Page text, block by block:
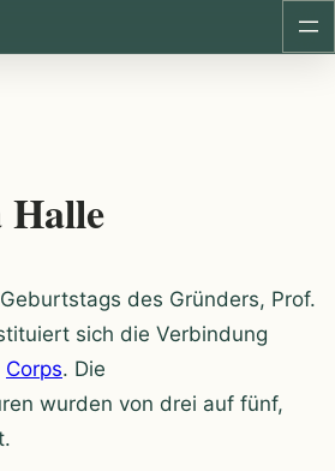
des Gründers, Prof.
sich die Verbindung
Corps. Die
wurden von drei auf fünf,